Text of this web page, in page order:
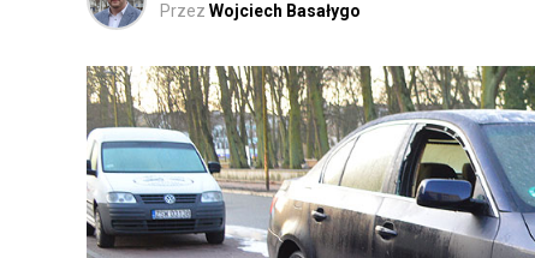
Przez Wojciech Basałygo